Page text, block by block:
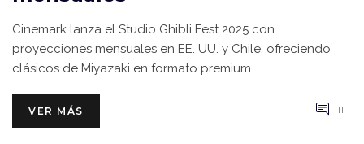
Cinemark lanza el Studio Ghibli Fest 2025 con
proyecciones mensuales en EE. UU. y Chile, ofreciendo
clásicos de Miyazaki en formato premium.
VER MÁS 11